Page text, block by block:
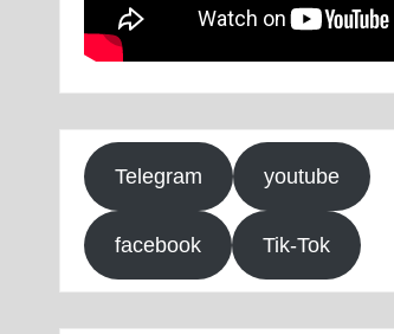
Telegram youtube
facebook Tik-Tok